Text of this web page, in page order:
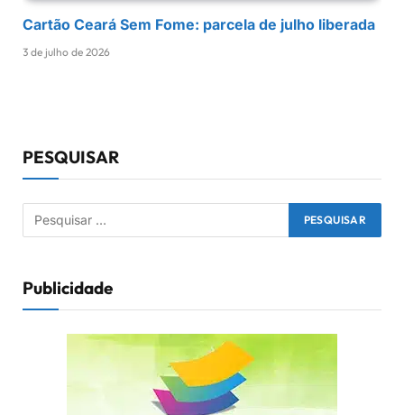
Cartão Ceará Sem Fome: parcela de julho liberada
3 de julho de 2026
PESQUISAR
Publicidade